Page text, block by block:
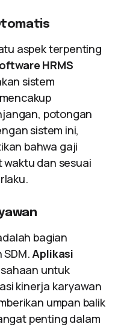
aspek terpenting
HRMS
sistem
potongan
sistem ini,
bahwa gaji
dan sesuai
bagian
SDM.Aplikasi
untuk
kinerja karyawan
umpan balik
penting dalam